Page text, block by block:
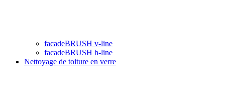
facadeBRUSH v-line
facadeBRUSH h-line
Nettoyage de toiture en verre